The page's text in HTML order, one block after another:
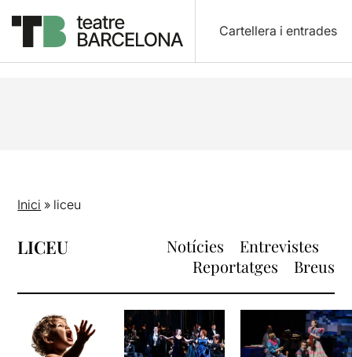
Cartellera i entrades
Inici » liceu
LICEU Notícies
Entrevistes
Reportatges
Breus